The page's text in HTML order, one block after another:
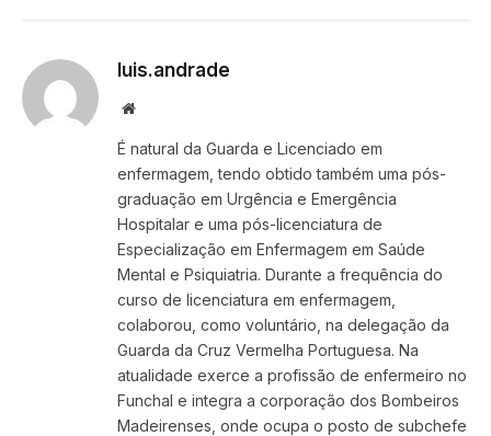
luis.andrade
Website
É natural da Guarda e Licenciado em
enfermagem, tendo obtido também uma pós-
graduação em Urgência e Emergência
Hospitalar e uma pós-licenciatura de
Especialização em Enfermagem em Saúde
Mental e Psiquiatria. Durante a frequência do
curso de licenciatura em enfermagem,
colaborou, como voluntário, na delegação da
Guarda da Cruz Vermelha Portuguesa. Na
atualidade exerce a profissão de enfermeiro no
Funchal e integra a corporação dos Bombeiros
Madeirenses, onde ocupa o posto de subchefe